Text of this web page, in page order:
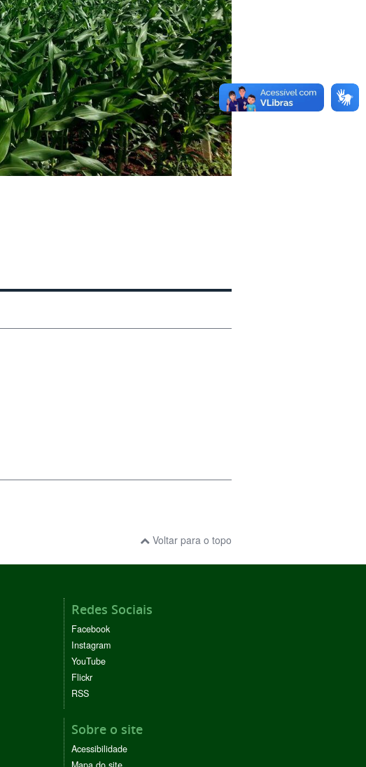
Voltar para o topo
Redes Sociais
Facebook
Instagram
YouTube
Flickr
RSS
Sobre o site
Acessibilidade